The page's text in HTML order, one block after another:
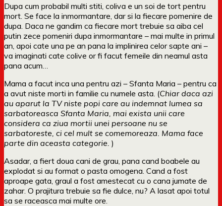
Dupa cum probabil multi stiti, coliva e un soi de tort pentru
mort. Se face la inmormantare, dar si la fiecare pomenire de
dupa. Daca ne gandim ca fiecare mort trebuie sa aiba cel
putin zece pomeniri dupa inmormantare – mai multe in primul
an, apoi cate una pe an pana la implinirea celor sapte ani –
va imaginati cate colive or fi facut femeile din neamul asta
pana acum…
Mama a facut inca una pentru azi – Sfanta Maria – pentru ca
a avut niste morti in familie cu numele asta. (Chiar daca azi
au aparut la TV niste popi care au indemnat lumea sa
sarbatoreasca Sfanta Maria, mai exista unii care
considera ca ziua mortii unei persoane nu se
sarbatoreste, ci cel mult se comemoreaza. Mama face
parte din aceasta categorie. )
Asadar, a fiert doua cani de grau, pana cand boabele au
explodat si au format o pasta omogena. Cand a fost
aproape gata, graul a fost amestecat cu o cana jumate de
zahar. O prajitura trebuie sa fie dulce, nu? A lasat apoi totul
sa se raceasca mai multe ore.